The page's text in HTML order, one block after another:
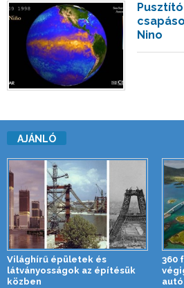
Nino
AJÁNLÓ
Világhírű épületek és
látványosságok az építésük
közben
360